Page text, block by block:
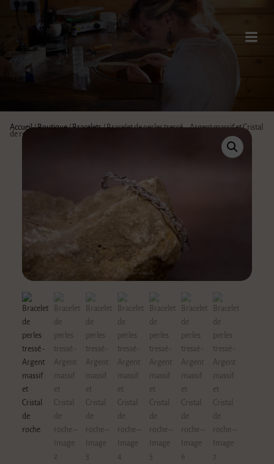
Accueil/Boutique/Bracelets/ Bracelet de perles tressé – Argent massif et Cristal
de roche